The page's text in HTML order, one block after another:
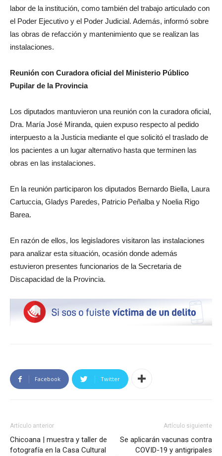
labor de la institución, como también del trabajo articulado con
el Poder Ejecutivo y el Poder Judicial. Además, informó sobre
las obras de refacción y mantenimiento que se realizan las
instalaciones.
Reunión con Curadora oficial del Ministerio Público
Pupilar de la Provincia
Los diputados mantuvieron una reunión con la curadora oficial,
Dra. María José Miranda, quien expuso respecto al pedido
interpuesto a la Justicia mediante el que solicitó el traslado de
los pacientes a un lugar alternativo hasta que terminen las
obras en las instalaciones.
En la reunión participaron los diputados Bernardo Biella, Laura
Cartuccia, Gladys Paredes, Patricio Peñalba y Noelia Rigo
Barea.
En razón de ellos, los legisladores visitaron las instalaciones
para analizar esta situación, ocasión donde además
estuvieron presentes funcionarios de la Secretaria de
Discapacidad de la Provincia.
Facebook Twitter
Artículo anterior
Chicoana | muestra y taller de
fotografía en la Casa Cultural
Artículo siguiente
Se aplicarán vacunas contra
COVID-19 y antigripales